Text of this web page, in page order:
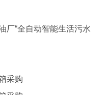
厂“全自动智能生活污水
采购